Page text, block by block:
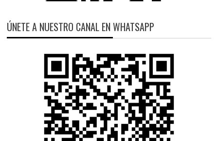
ÚNETE A NUESTRO CANAL EN WHATSAPP